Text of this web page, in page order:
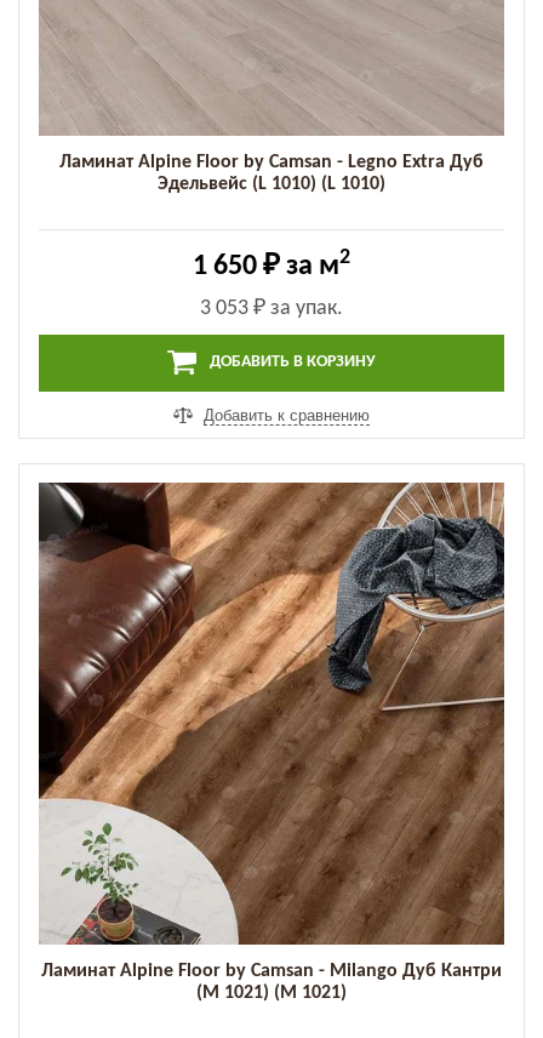
Ламинат Alpine Floor by Camsan - Legno Extra Дуб
Эдельвейс (L 1010) (L 1010)
1 650 ₽ за м2
3 053 ₽ за упак.
ДОБАВИТЬ В КОРЗИНУ
Добавить к сравнению
Ламинат Alpine Floor by Camsan - Milango Дуб Кантри
(M 1021) (M 1021)